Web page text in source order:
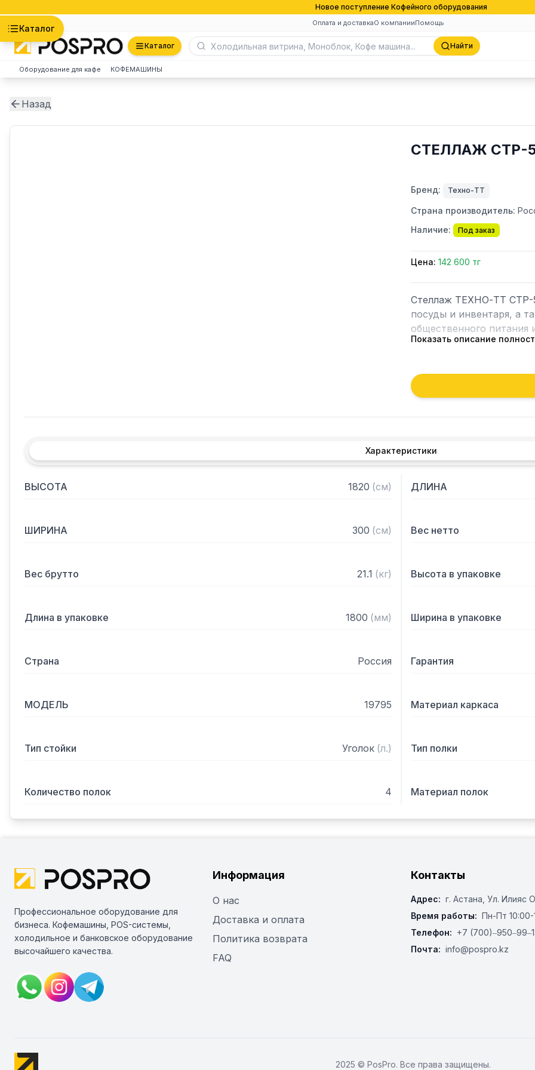
Новое поступление Кофейного оборудования
Оплата и доставкаО компанииПомощь
Каталог
Каталог Найти
Оборудование для кафе КОФЕМАШИНЫ
Назад
СТЕЛЛАЖ СТР-
Бренд: Техно-ТТ
Страна производитель:
Наличие:
Под заказ
Цена: 142 600 тг
Стеллаж ТЕХНО-ТТ СТР-
посуды и инвентаря, а
общественного питания
— Стеллаж
— Стойки из уголка
2 мм
— Расстояние между
— Стеллаж поставляется
Показать описание
Характеристики
ВЫСОТА 1820 (см) ДЛИНА
ШИРИНА 300 (см) Вес нетто
Вес брутто 21.1 (кг) Высота в упаковке
Длина в упаковке 1800 (мм) Ширина в упаковке
Страна Россия Гарантия
МОДЕЛЬ 19795 Материал каркаса
Тип стойки Уголок (л.) Тип полки
Количество полок 4 Материал полок
Профессиональное оборудование для
бизнеса. Кофемашины, POS-системы,
холодильное и банковское оборудование
высочайшего качества.
Информация
О нас
Доставка и оплата
Политика возврата
FAQ
Контакты
Адрес: г. Астана, ​Ул. Илияс
Время работы: Пн-Пт 10:00-
Телефон: +7
Почта: info@pospro.kz
2025 © PosPro. Все права защищены.